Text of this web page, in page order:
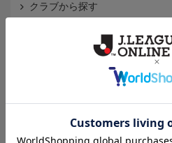
クラブから探す
Ｊ2
インフォメーション
Ｊリーグオンラインストアとは